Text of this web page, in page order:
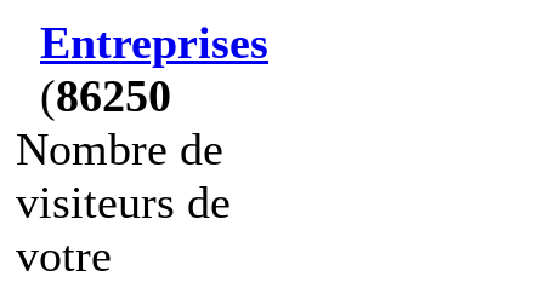
Entreprises
(86250
Nombre de
visiteurs de
votre